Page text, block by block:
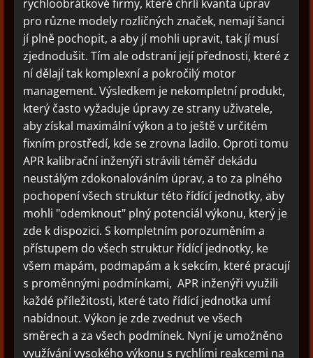
rychloobrátkové firmy, které chrlí kvanta úprav
pro různe modely rozličných značek, nemají šanci
jí plně pochopit, a aby jí mohli upravit, tak jí musí
zjednodušit. Tím ale odstraní její přednosti, které z
ní dělají tak komplexní a pokročilý motor
management. Výsledkem je nekompletní produkt,
který často vyžaduje úpravy ze strany uživatele,
aby získal maximální výkon a to ještě v určitém
fixním prostředí, kde se zrovna ladilo. Oproti tomu
APR kalibrační inženýři strávili téměř dekádu
neustálým zdokonalováním úprav, a to za plného
pochopení všech struktur této řídící jednotky, aby
mohli "odemknout" plný potenciál výkonu, který je
zde k dispozici. S kompletním porozuměním a
přístupem do všech struktur řídící jednotky, ke
všem mapám, podmapám a k sekcím, které pracují
s proměnnými podmínkami, APR inženýři využili
každé příležitosti, které tato řídící jednotka umí
nabídnout. Výkon je zde zvednut ve všech
směrech a za všech podmínek. Nyní je umožněno
využívání vysokého výkonu s rychlími reakcemi na